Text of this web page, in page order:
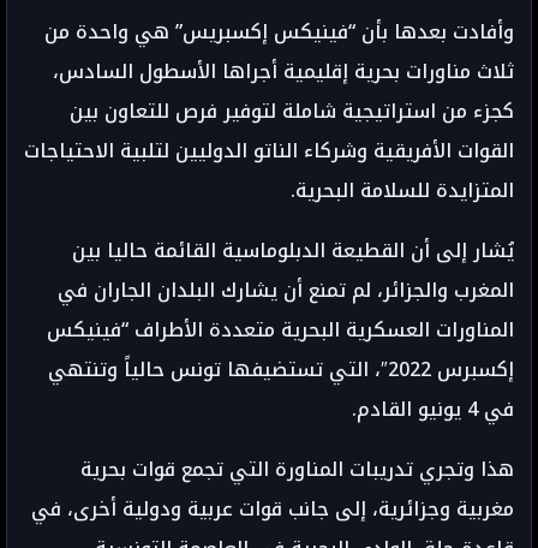
وأفادت بعدها بأن “فينيكس إكسبريس” هي واحدة من
ثلاث مناورات بحرية إقليمية أجراها الأسطول السادس،
كجزء من استراتيجية شاملة لتوفير فرص للتعاون بين
القوات الأفريقية وشركاء الناتو الدوليين لتلبية الاحتياجات
المتزايدة للسلامة البحرية.
يُشار إلى أن القطيعة الدبلوماسية القائمة حاليا بين
المغرب والجزائر، لم تمنع أن يشارك البلدان الجاران في
المناورات العسكرية البحرية متعددة الأطراف “فينيكس
إكسبرس 2022″، التي تستضيفها تونس حالياً وتنتهي
في 4 يونيو القادم.
هذا وتجري تدريبات المناورة التي تجمع قوات بحرية
مغربية وجزائرية، إلى جانب قوات عربية ودولية أخرى، في